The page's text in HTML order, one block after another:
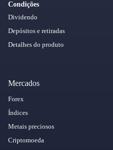
Condições
Dividendo
Depósitos e retiradas
Detalhes do produto
Mercados
Forex
Índices
Metais preciosos
Criptomoeda